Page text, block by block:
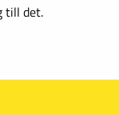
till det.